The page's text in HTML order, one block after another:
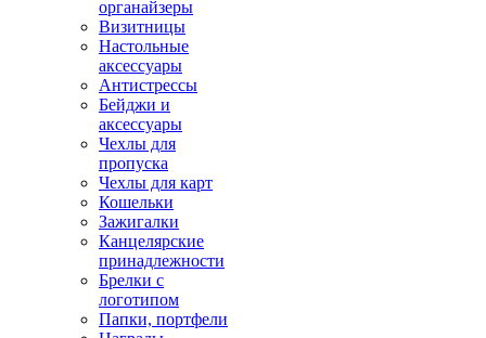
органайзеры
Визитницы
Настольные
аксессуары
Антистрессы
Бейджи и
аксессуары
Чехлы для
пропуска
Чехлы для карт
Кошельки
Зажигалки
Канцелярские
принадлежности
Брелки с
логотипом
Папки, портфели